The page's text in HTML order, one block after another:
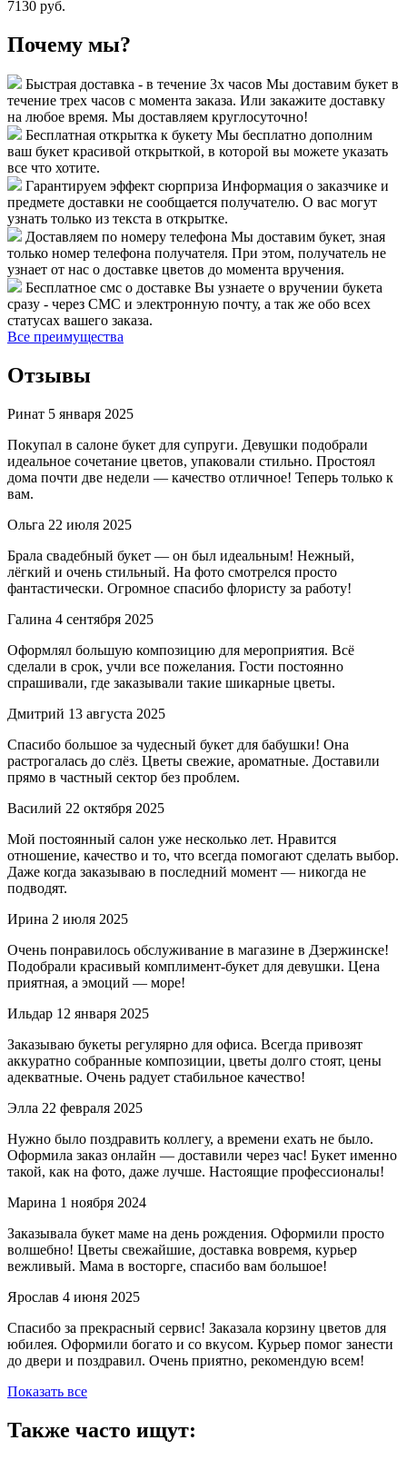
7130 руб.
Почему мы?
Быстрая доставка - в течение 3х часов Мы доставим букет в
течение трех часов с момента заказа. Или закажите доставку
на любое время. Мы доставляем круглосуточно!
Бесплатная открытка к букету Мы бесплатно дополним
ваш букет красивой открыткой, в которой вы можете указать
все что хотите.
Гарантируем эффект сюрприза Информация о заказчике и
предмете доставки не сообщается получателю. О вас могут
узнать только из текста в открытке.
Доставляем по номеру телефона Мы доставим букет, зная
только номер телефона получателя. При этом, получатель не
узнает от нас о доставке цветов до момента вручения.
Бесплатное смс о доставке Вы узнаете о вручении букета
сразу - через СМС и электронную почту, а так же обо всех
статусах вашего заказа.
Все преимущества
Отзывы
Ринат 5 января 2025
Покупал в салоне букет для супруги. Девушки подобрали
идеальное сочетание цветов, упаковали стильно. Простоял
дома почти две недели — качество отличное! Теперь только к
вам.
Ольга 22 июля 2025
Брала свадебный букет — он был идеальным! Нежный,
лёгкий и очень стильный. На фото смотрелся просто
фантастически. Огромное спасибо флористу за работу!
Галина 4 сентября 2025
Оформлял большую композицию для мероприятия. Всё
сделали в срок, учли все пожелания. Гости постоянно
спрашивали, где заказывали такие шикарные цветы.
Дмитрий 13 августа 2025
Спасибо большое за чудесный букет для бабушки! Она
растрогалась до слёз. Цветы свежие, ароматные. Доставили
прямо в частный сектор без проблем.
Василий 22 октября 2025
Мой постоянный салон уже несколько лет. Нравится
отношение, качество и то, что всегда помогают сделать выбор.
Даже когда заказываю в последний момент — никогда не
подводят.
Ирина 2 июля 2025
Очень понравилось обслуживание в магазине в Дзержинске!
Подобрали красивый комплимент-букет для девушки. Цена
приятная, а эмоций — море!
Ильдар 12 января 2025
Заказываю букеты регулярно для офиса. Всегда привозят
аккуратно собранные композиции, цветы долго стоят, цены
адекватные. Очень радует стабильное качество!
Элла 22 февраля 2025
Нужно было поздравить коллегу, а времени ехать не было.
Оформила заказ онлайн — доставили через час! Букет именно
такой, как на фото, даже лучше. Настоящие профессионалы!
Марина 1 ноября 2024
Заказывала букет маме на день рождения. Оформили просто
волшебно! Цветы свежайшие, доставка вовремя, курьер
вежливый. Мама в восторге, спасибо вам большое!
Ярослав 4 июня 2025
Спасибо за прекрасный сервис! Заказала корзину цветов для
юбилея. Оформили богато и со вкусом. Курьер помог занести
до двери и поздравил. Очень приятно, рекомендую всем!
Показать все
Также часто ищут: